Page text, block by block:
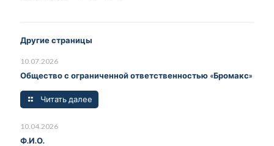
Другие страницы
10.07.2026
Общество с ограниченной ответственностью «Бромакс»
Читать далее
10.04.2026
Ф.И.О.